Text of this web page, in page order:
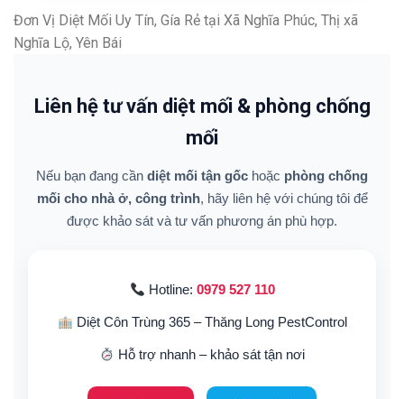
Đơn Vị Diệt Mối Uy Tín, Gía Rẻ tại Xã Nghĩa Phúc, Thị xã
Nghĩa Lộ, Yên Bái
Liên hệ tư vấn diệt mối & phòng chống
mối
Nếu bạn đang cần diệt mối tận gốc hoặc phòng chống
mối cho nhà ở, công trình, hãy liên hệ với chúng tôi để
được khảo sát và tư vấn phương án phù hợp.
Hotline: 0979 527 110
Diệt Côn Trùng 365 – Thăng Long PestControl
Hỗ trợ nhanh – khảo sát tận nơi